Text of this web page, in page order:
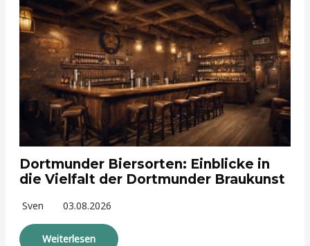
Dortmunder Biersorten: Einblicke in
die Vielfalt der Dortmunder Braukunst
Sven 03.08.2026
Weiterlesen